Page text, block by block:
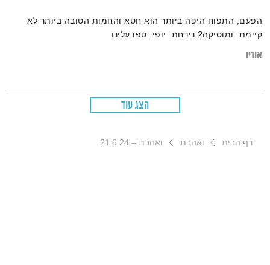
הפעם, התפוח היפה ביותר הוא חטא והחמות הטובה ביותר לא
קיימת. ומוסיקה? נידחת. יופי. טפו עלינו
אודיו
הצג עוד
דף הבית ואהבת ואהבת – 21.6.24